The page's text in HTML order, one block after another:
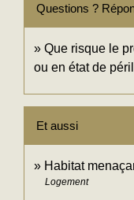
Questions ?
Que risque le
ou en état de
Et aussi
Habitat
Logement